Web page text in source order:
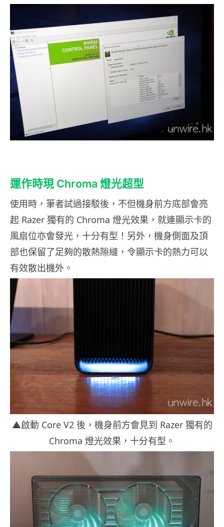
運作時現 Chroma 燈光超型
使用時，筆者試過接駁後，不但機身前方底部會亮
起 Razer 獨有的 Chroma 燈光效果，就連顯示卡的
風扇位亦會發光，十分有型！另外，機身側面及頂
部也保留了足夠的散熱隙縫，令顯示卡的熱力可以
有效散出機外。
▲啟動 Core V2 後，機身前方會見到 Razer 獨有的
Chroma 燈光效果，十分有型。